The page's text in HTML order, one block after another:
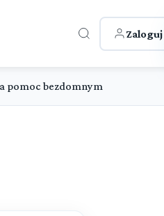
Zaloguj
pomoc bezdomnym